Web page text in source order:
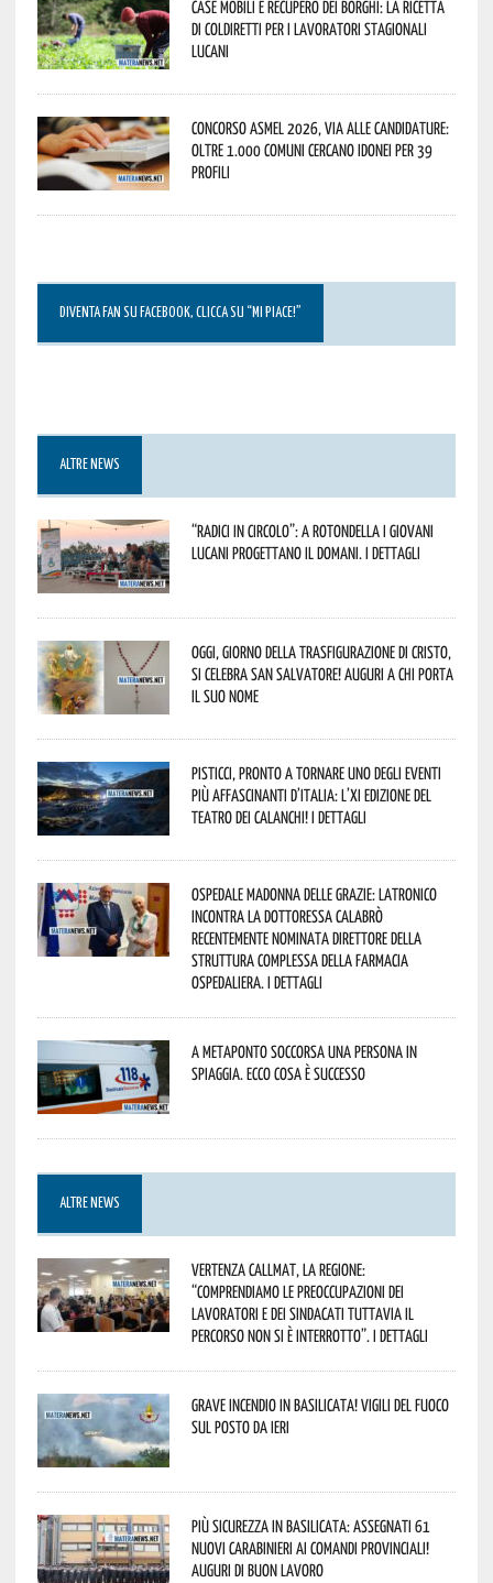
Case mobili e recupero dei borghi: la ricetta
di Coldiretti per i lavoratori stagionali
lucani
Concorso Asmel 2026, via alle candidature:
oltre 1.000 Comuni cercano idonei per 39
profili
DIVENTA FAN SU FACEBOOK, CLICCA SU “MI PIACE!”
ALTRE NEWS
“Radici in Circolo”: a Rotondella i giovani
lucani progettano il domani. I dettagli
Oggi, giorno della Trasfigurazione di Cristo,
si celebra San Salvatore! Auguri a chi porta
il suo nome
Pisticci, pronto a tornare uno degli eventi
più affascinanti d’Italia: l’XI edizione del
Teatro dei Calanchi! I dettagli
Ospedale Madonna delle Grazie: Latronico
incontra la dottoressa Calabrò
recentemente nominata Direttore della
Struttura Complessa della Farmacia
Ospedaliera. I dettagli
A Metaponto soccorsa una persona in
spiaggia. Ecco cosa è successo
ALTRE NEWS
Vertenza CallMat, la Regione:
“comprendiamo le preoccupazioni dei
lavoratori e dei sindacati tuttavia il
percorso non si è interrotto”. I dettagli
Grave incendio in Basilicata! Vigili del fuoco
sul posto da ieri
Più sicurezza in Basilicata: assegnati 61
nuovi Carabinieri ai Comandi provinciali!
Auguri di buon lavoro